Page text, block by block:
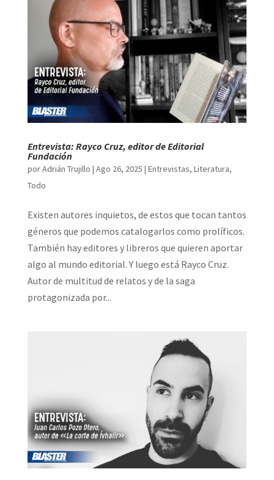
Entrevista: Rayco Cruz, editor de Editorial
Fundación
porAdrián Trujillo | Ago 26, 2025 | Entrevistas, Literatura,
Todo
Existen autores inquietos, de estos que tocan tantos
géneros que podemos catalogarlos como prolíficos.
También hay editores y libreros que quieren aportar
algo al mundo editorial. Y luego está Rayco Cruz.
Autor de multitud de relatos y de la saga
protagonizada por...